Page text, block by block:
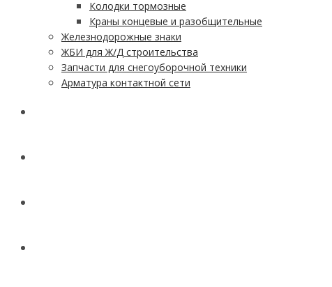
Колодки тормозные
Краны концевые и разобщительные
Железнодорожные знаки
ЖБИ для Ж/Д строительства
Запчасти для снегоуборочной техники
Арматура контактной сети